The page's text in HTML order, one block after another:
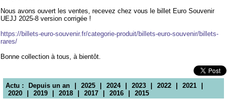
Nous avons ouvert les ventes, recevez chez vous le billet Euro Souvenir
UEJJ 2025-8 version corrigée !
https://billets-euro-souvenir.fr/categorie-produit/billets-euro-souvenir/billets-
rares/
Bonne collection à tous, à bientôt.
Actu : Depuis un an 2025 2024 2023 2022 2021
2020
2019 2018 2017 2016 2015